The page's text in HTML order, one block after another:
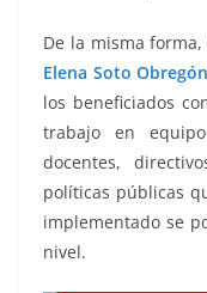
De la misma
Elena Soto Obregón
los beneficiados
trabajo en
docentes,
políticas públicas
implementado se
nivel.